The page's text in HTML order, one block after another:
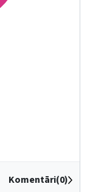
Komentāri(0)